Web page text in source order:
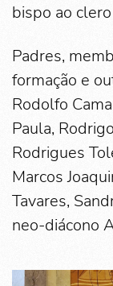
bispo ao
Padres,
formação e
Rodolfo
Paula,
Rodrigues
Marcos
Tavares,
neo-diácono